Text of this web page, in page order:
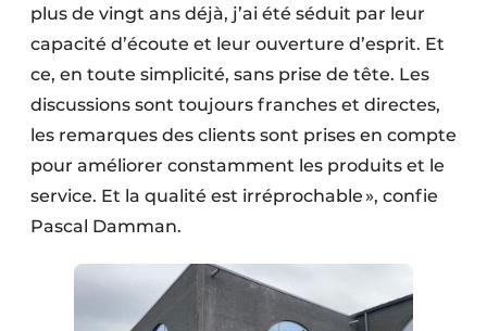
plus de vingt ans déjà, j’ai été séduit par leur
capacité d’écoute et leur ouverture d’esprit. Et
ce, en toute simplicité, sans prise de tête. Les
discussions sont toujours franches et directes,
les remarques des clients sont prises en compte
pour améliorer constamment les produits et le
service. Et la qualité est irréprochable », confie
Pascal Damman.